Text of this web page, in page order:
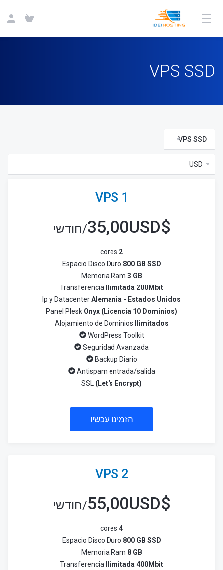
VPS SSD
VPS SSD
VPS 1
$
35,00USD/חודשי
cores 2
Espacio Disco Duro 800 GB SSD
Memoria Ram 3 GB
Transferencia
Ilimitada 200Mbit
Ip y DatacenterAlemania - Estados Unidos
Panel Plesk Onyx (Licencia 10 Dominios)
Alojamiento de Dominios Ilimitados
WordPress Toolkit
Seguridad Avanzada
Backup Diario
Antispam entrada/salida
SSL (Let's Encrypt)
הזמינו עכשיו
VPS 2
$
55,00USD/חודשי
cores 4
Espacio Disco Duro 800 GB SSD
Memoria Ram 8 GB
Transferencia
Ilimitada 400Mbit